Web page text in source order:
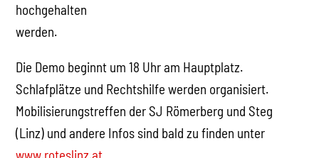
hochgehalten
werden.
Die Demo beginnt um 18 Uhr am Hauptplatz.
Schlafplätze und Rechtshilfe werden organisiert.
Mobilisierungstreffen der SJ Römerberg und Steg
(Linz) und andere Infos sind bald zu finden unter
www.roteslinz.at